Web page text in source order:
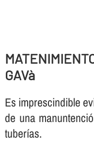
GAVà
Es imprescindible
de una
tuberí­as.